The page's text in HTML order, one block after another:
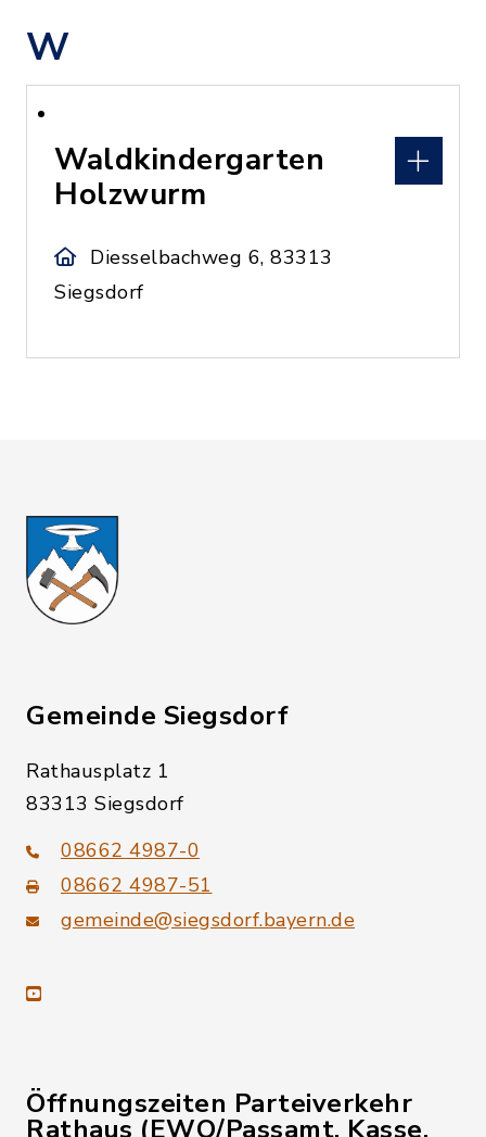
W
Waldkindergarten
Holzwurm
Diesselbachweg 6, 83313
Siegsdorf
Gemeinde Siegsdorf
Rathausplatz 1
83313 Siegsdorf
08662 4987-0
08662 4987-51
gemeinde@siegsdorf.bayern.de
youtube
Öffnungszeiten Parteiverkehr
Rathaus (EWO/Passamt, Kasse,